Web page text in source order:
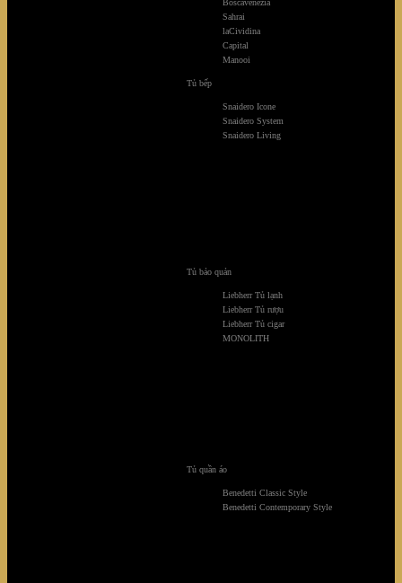
Boscavenezia
Sahrai
laCividina
Capital
Manooi
Tủ bếp
Snaidero Icone
Snaidero System
Snaidero Living
Tủ bảo quản
Liebherr Tủ lạnh
Liebherr Tủ rượu
Liebherr Tủ cigar
MONOLITH
Tủ quần áo
Benedetti Classic Style
Benedetti Contemporary Style